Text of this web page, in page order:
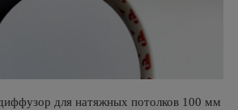
для натяжных потолков 100 мм